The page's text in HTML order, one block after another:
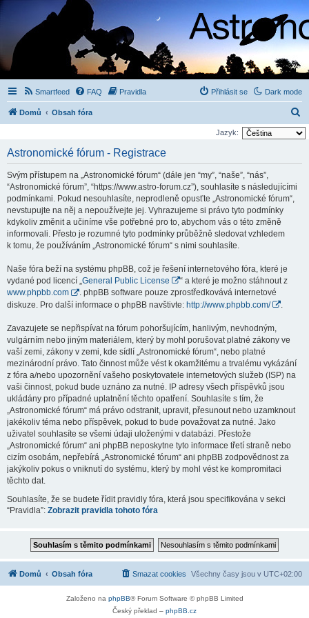
Dark mode
Smartfeed FAQ Pravidla Přihlásit se
Domů Obsah fóra
l
Jazyk:
Astronomické fórum - Registrace
Svým přístupem na „Astronomické fórum“ (dále jen “my”, “naše”, “nás”,
“Astronomické fórum”, “https://www.astro-forum.cz”), souhlasíte s následujícími
podmínkami. Pokud nesouhlasíte, neprodleně opusťte „Astronomické fórum“,
nevstupujte na něj a nepoužívejte jej. Vyhrazujeme si právo tyto podmínky
kdykoliv změnit a učiníme vše potřebné pro to, abychom vás o této změně
informovali. Přesto je rozumné tyto podmínky průběžně sledovat vzhledem
k tomu, že používáním „Astronomické fórum“ s nimi souhlasíte.
Naše fóra beží na systému phpBB, což je řešení internetového fóra, které je
vydané pod licencí „General Public License
“ a které je možno stáhnout z
www.phpbb.com
. phpBB software pouze zprostředkovává internetové
diskuze. Pro další informace o phpBB navštivte: http://www.phpbb.com/
Zavazujete se nepřispívat na fórum pohoršujícím, hanlivým, nevhodným,
vulgárním nebo jiným materiálem, který by mohl porušovat platné zákony ve
vaší zemi, zákony v zemi, kde sídlí „Astronomické fórum“, nebo platné
mezinárodní právo. Tato činnost může vést k okamžitému a trvalému vykázání
z fóra a/nebo upozornění vašeho poskytovatele internetových služeb (ISP) na
vaši činnost, pokud bude uznáno za nutné. IP adresy všech příspěvků jsou
ukládány pro případné uplatnění těchto opatření. Souhlasíte s tím, že
„Astronomické fórum“ má právo odstranit, upravit, přesunout nebo uzamknout
jakékoliv téma nebo příspěvek, pokud to bude považovat za nutné. Jako
uživatel souhlasíte se všemi údaji uloženými v databázi. Přestože
„Astronomické fórum“ ani phpBB neposkytne tyto informace třetí straně nebo
cizím osobám, nepřebírá „Astronomické fórum“ ani phpBB zodpovědnost za
jakýkoliv pokus o vniknutí do systému, který by mohl vést ke kompromitaci
těchto dat.
Souhlasíte, že se budete řídit pravidly fóra, která jsou specifikována v sekci
“Pravidla”: Zobrazit pravidla tohoto fóra
Domů Obsah fóra Všechny časy jsou v UTC+02:00
Smazat cookies
Založeno na phpBB® Forum Software © phpBB Limited
Český překlad – phpBB.cz